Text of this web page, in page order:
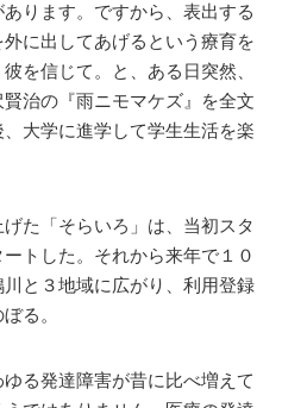
ります。ですから、表出する
に出してあげるという療育を
を信じて。と、ある日突然、
治の『雨ニモマケズ』を全文
大学に進学して学生生活を楽
た「そらいろ」は、当初スタ
トした。それから来年で１０
と３地域に広がり、利用登録
る。
ゆる発達障害が昔に比べ増えて